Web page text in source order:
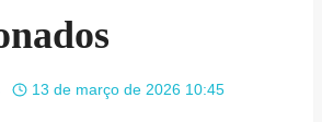
13 de março de 2026 10:45